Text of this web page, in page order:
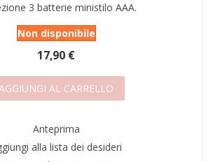
3 batterie ministilo AAA.
Non disponibile
17,90 €
AL CARRELLO
Anteprima
alla lista dei desideri